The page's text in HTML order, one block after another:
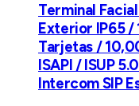
Terminal
Exterior IP65
Tarjetas /
ISAPI / ISUP
Intercom SIP